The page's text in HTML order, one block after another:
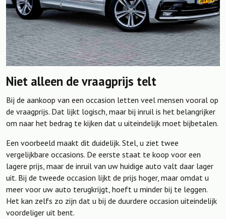
Niet alleen de vraagprijs telt
Bij de aankoop van een occasion letten veel mensen vooral op
de vraagprijs. Dat lijkt logisch, maar bij inruil is het belangrijker
om naar het bedrag te kijken dat u uiteindelijk moet bijbetalen.
Een voorbeeld maakt dit duidelijk. Stel, u ziet twee
vergelijkbare occasions. De eerste staat te koop voor een
lagere prijs, maar de inruil van uw huidige auto valt daar lager
uit. Bij de tweede occasion lijkt de prijs hoger, maar omdat u
meer voor uw auto terugkrijgt, hoeft u minder bij te leggen.
Het kan zelfs zo zijn dat u bij de duurdere occasion uiteindelijk
voordeliger uit bent.